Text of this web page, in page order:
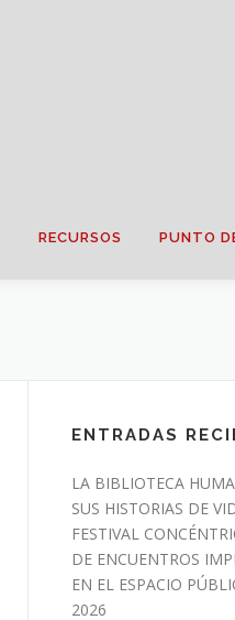
RECURSOS PUNTO
ENTRADAS
LA BIBLIOTECA
SUS HISTORIAS DE
FESTIVAL
DE ENCUENTROS
EN EL ESPACIO
2026